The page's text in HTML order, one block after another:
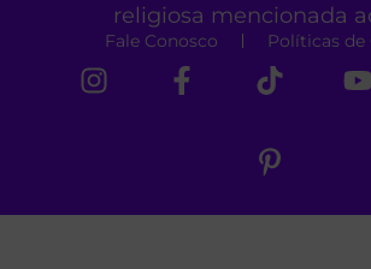
religiosa mencionada
Fale Conosco Políticas de